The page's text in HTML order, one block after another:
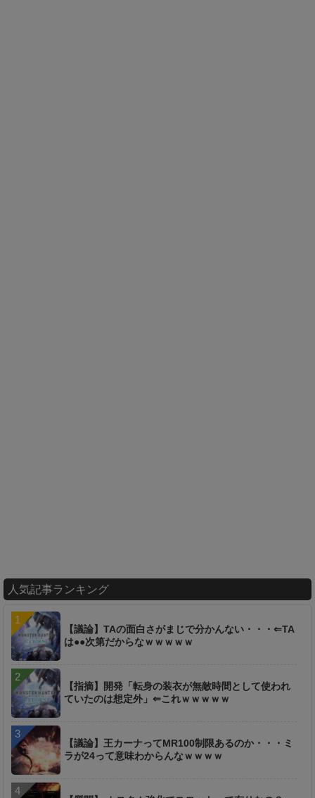
人気記事ランキング
【議論】TAの面白さがまじで分かんない・・・⇐TA
は●●次第だからなｗｗｗｗｗ
【指摘】開発「転身の装衣が無敵時間として使われ
ていたのは想定外」⇐これｗｗｗｗｗ
【議論】王カーナってMR100制限あるのか・・・ミ
ラが24って意味わからんなｗｗｗｗ